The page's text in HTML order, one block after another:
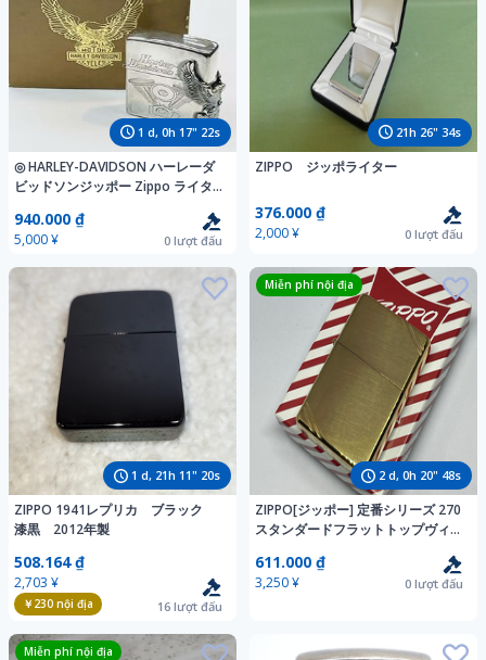
1 d, 0h 17" 21s
◎ HARLEY-DAVIDSON ハーレーダ
ビッドソンジッポー Zippo ライタ
タル 9 喫煙具 ケース付
940.000 ₫
5,000 ¥ 0 lượt đấu
21h 26" 33s
ZIPPO ジッポライター
376.000 ₫
2,000 ¥ 0 lượt đấu
1 d, 21h 11" 19s
ZIPPO 1941レプリカ ブラック
漆黒 2012年製
508.164 ₫
2,703 ¥
￥230nội địa 16 lượt đấu
2 d, 0h 20" 47s
Miễn phí nội địa
ZIPPO[ジッポー] 定番シリーズ 270
スタンダードフラットトップヴィン
月製 未使用品 113
611.000 ₫
3,250 ¥ 0 lượt đấu
Miễn phí nội địa